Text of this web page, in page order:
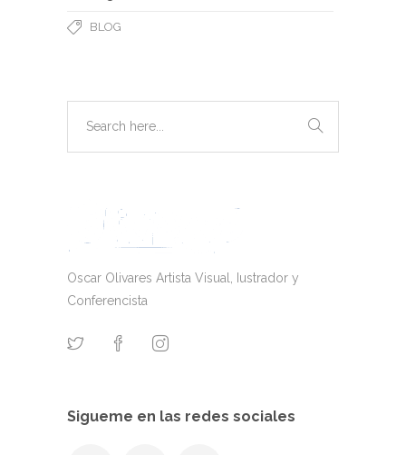
BLOG
Oscar Olivares Artista Visual, Iustrador y
Conferencista
Sigueme en las redes sociales